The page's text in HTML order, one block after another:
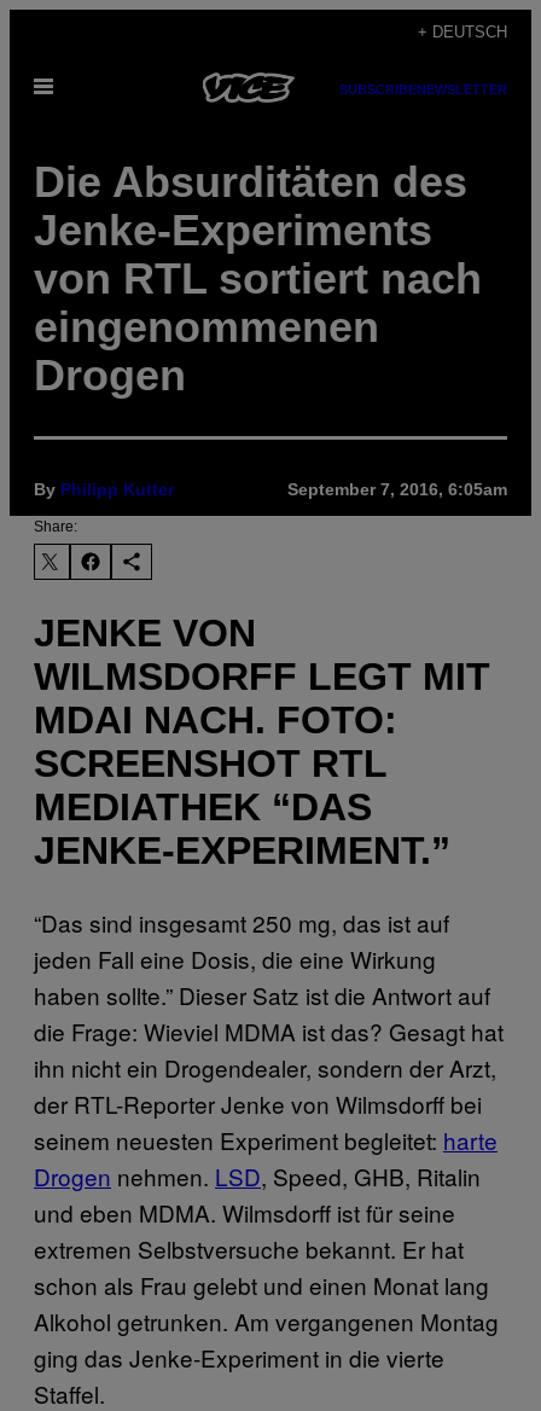
content
+ DEUTSCH
Open
SUBSCRIBENEWSLETTER
Die Absurditäten des
Jenke-Experiments
von RTL sortiert nach
eingenommenen
Drogen
By Philipp Kutter September 7, 2016, 6:05am
Share:
JENKE VON
WILMSDORFF LEGT MIT
MDAI NACH. FOTO:
SCREENSHOT RTL
MEDIATHEK “DAS
JENKE-EXPERIMENT.”
“Das sind insgesamt 250 mg, das ist auf
jeden Fall eine Dosis, die eine Wirkung
haben sollte.” Dieser Satz ist die Antwort auf
die Frage: Wieviel MDMA ist das? Gesagt hat
ihn nicht ein Drogendealer, sondern der Arzt,
der RTL-Reporter Jenke von Wilmsdorff bei
seinem neuesten Experiment begleitet: harte
Drogen nehmen. LSD, Speed, GHB, Ritalin
und eben MDMA. Wilmsdorff ist für seine
extremen Selbstversuche bekannt. Er hat
schon als Frau gelebt und einen Monat lang
Alkohol getrunken. Am vergangenen Montag
ging das Jenke-Experiment in die vierte
Staffel.